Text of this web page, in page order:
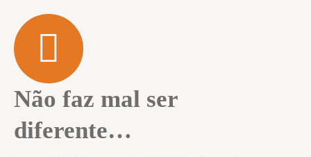
Não faz mal ser
diferente…